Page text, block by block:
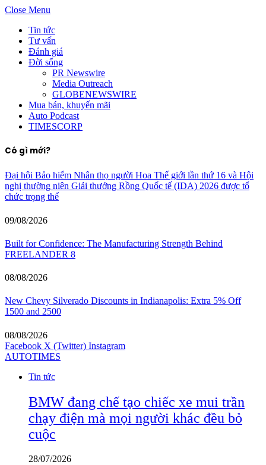
Close Menu
Tin tức
Tư vấn
Đánh giá
Đời sống
PR Newswire
Media Outreach
GLOBENEWSWIRE
Mua bán, khuyến mãi
Auto Podcast
TIMESCORP
Có gì mới?
Đại hội Bảo hiểm Nhân thọ người Hoa Thế giới lần thứ 16 và Hội
nghị thường niên Giải thưởng Rồng Quốc tế (IDA) 2026 được tổ
chức trọng thể
09/08/2026
Built for Confidence: The Manufacturing Strength Behind
FREELANDER 8
08/08/2026
New Chevy Silverado Discounts in Indianapolis: Extra 5% Off
1500 and 2500
08/08/2026
Facebook X (Twitter) Instagram
AUTOTIMES
Tin tức
BMW đang chế tạo chiếc xe mui trần
chạy điện mà mọi người khác đều bỏ
cuộc
28/07/2026